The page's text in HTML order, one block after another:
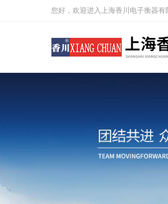
您好，欢迎进入上海香川电子衡器有